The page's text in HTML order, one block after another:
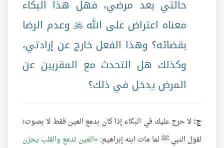
حالتي بعد مرضي، فهل هذا البكاء
معناه اعتراض على اللهوعدم الرضا
بقضائه؟ وهذا الفعل خارج عن إرادتي،
وكذلك هل التحدث مع المقربين عن
المرض يدخل في ذلك؟
ج: لا حرج عليك في البكاء إذا كان بدمع العين فقط لا بصوت؛
لقول النبي ﷺ لما مات ابنه إبراهيم: العين تدمع والقلب يحزن